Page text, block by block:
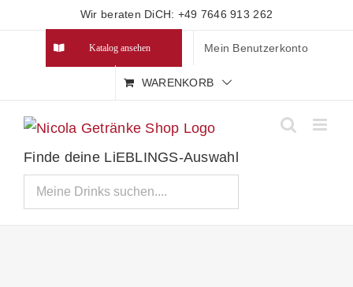
Wir beraten DiCH: +49 7646 913 262
Katalog ansehen Mein Benutzerkonto
WARENKORB
Finde deine LiEBLINGS-Auswahl